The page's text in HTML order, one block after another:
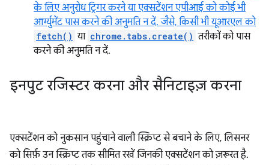
के लिए अनुरोध ट्रिगर करने या एक्सटेंशन एपीआई को कोई भी
आर्ग्युमेंट पास करने की अनुमति न दें. जैसे, किसी भी यूआरएल को
fetch() या chrome.tabs.create() तरीकों को पास
करने की अनुमति न दें.
इनपुट रजिस्टर करना और सैनिटाइज़ करना
एक्सटेंशन को नुकसान पहुंचाने वाली स्क्रिप्ट से बचाने के लिए, लिसनर
को सिर्फ़ उन स्क्रिप्ट तक सीमित रखें जिनकी एक्सटेंशन को ज़रूरत है.